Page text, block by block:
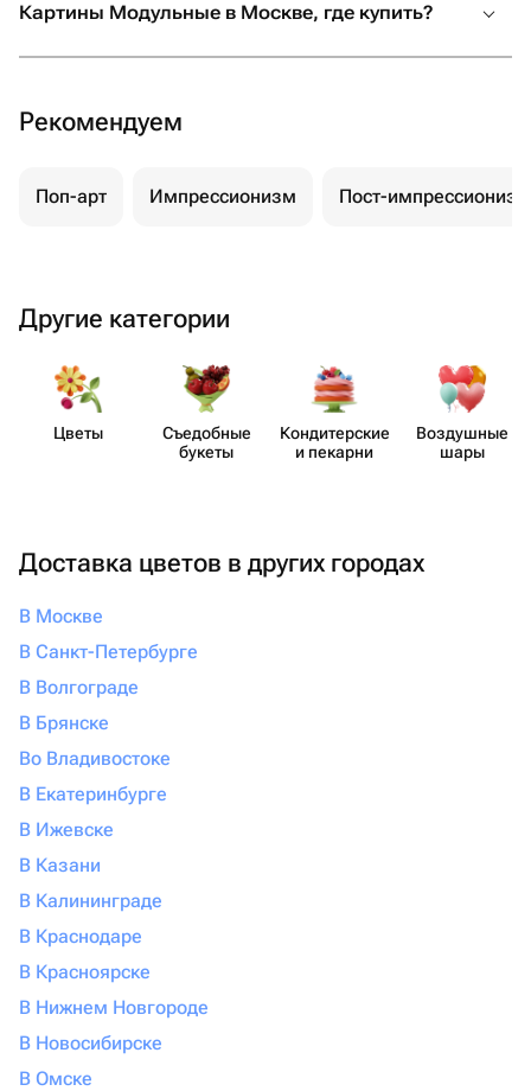
Картины Модульные в Москве, где купить?
Рекомендуем
Поп-арт Импрессионизм Пост-импрессионизм
Другие категории
Цветы
Съедобные
букеты
Кондит​ерские
и пекарни
Воздушные
шары
Доставка цветов в других городах
В Москве
В Санкт-Петербурге
В Волгограде
В Брянске
Во Владивостоке
В Екатеринбурге
В Ижевске
В Казани
В Калининграде
В Краснодаре
В Красноярске
В Нижнем Новгороде
В Новосибирске
В Омске